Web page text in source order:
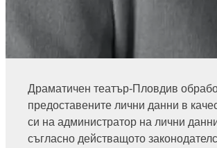
Драматичен театър-Пловдив
предоставените лични данни в
си на администратор на лични
съгласно действащото
Стоян Сърданов
Информация за билети
032 271 271